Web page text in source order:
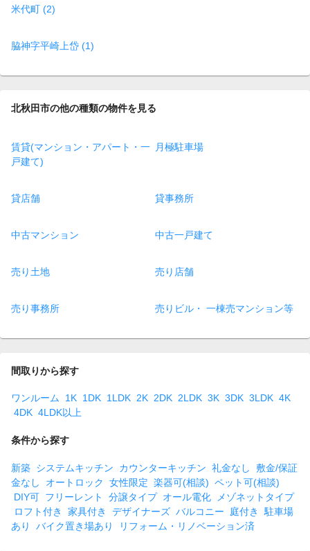
米代町 (2)
脇神字平崎上岱 (1)
北秋田市の他の種類の物件を見る
賃貸(マンション・アパート・一
戸建て)
月極駐車場
貸店舗 貸事務所
中古マンション 中古一戸建て
売り土地 売り店舗
売り事務所 売りビル・ 一棟売マンション等
間取りから探す
ワンルーム 1K 1DK 1LDK 2K 2DK 2LDK 3K 3DK 3LDK 4K
4DK 4LDK以上
条件から探す
新築 システムキッチン カウンターキッチン 礼金なし
敷金/保証
金なし
オートロック 女性限定 楽器可(相談) ペット可(相談)
DIY可 フリーレント 分譲タイプ オール電化
メゾネットタイプ
ロフト付き
家具付き デザイナーズ バルコニー 庭付き
駐車場
あり
バイク置き場あり リフォーム・リノベーション済